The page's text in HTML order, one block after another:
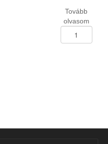
Tovább
olvasom
16/70-